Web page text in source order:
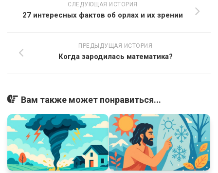
СЛЕДУЮЩАЯ ИСТОРИЯ
27 интересных фактов об орлах и их зрении
ПРЕДЫДУЩАЯ ИСТОРИЯ
Когда зародилась математика?
Вам также может понравиться...